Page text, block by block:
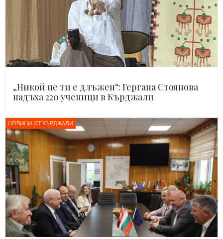
„Никой не ти е длъжен“: Гергана Стоянова
надъха 220 ученици в Кърджали
НОВИНИ ОТ КЪРДЖАЛИ